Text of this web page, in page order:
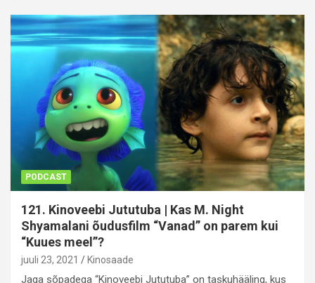
PODCAST
121. Kinoveebi Jututuba | Kas M. Night
Shyamalani õudusfilm “Vanad” on parem kui
“Kuues meel”?
juuli 23, 2021 Kinosaade
Jaga sõpadega “Kinoveebi Jututuba” on taskuhääling, kus